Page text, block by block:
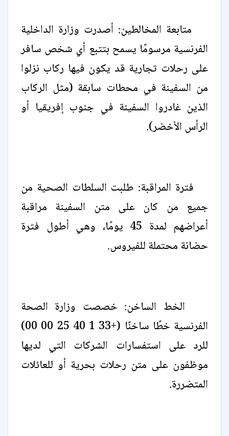
متابعة المخالطين: أصدرت وزارة الداخلية
الفرنسية مرسومًا يسمح بتتبع أي شخص سافر
على رحلات تجارية قد يكون فيها ركاب نزلوا
من السفينة في محطات سابقة (مثل الركاب
الذين غادروا السفينة في جنوب إفريقيا أو
الرأس الأخضر).
فترة المراقبة: طلبت السلطات الصحية من
جميع من كان على متن السفينة مراقبة
أعراضهم لمدة 45 يومًا، وهي أطول فترة
حضانة محتملة للفيروس.
الخط الساخن: خصصت وزارة الصحة
الفرنسية خطًا ساخنًا (+33 1 40 25 00 00)
للرد على استفسارات الشركات التي لديها
موظفون على متن رحلات بحرية أو للعائلات
المتضررة.